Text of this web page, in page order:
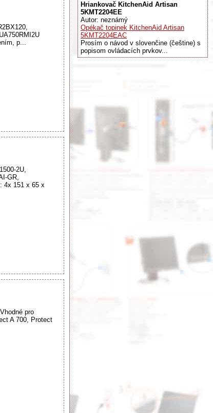
p...
2U,
GR,
4x 151 x 65 x
pro
A 700, Protect
Hriankovač KitchenAid Artisan
5KMT2204EE
Autor: neznámý
Opékač topinek KitchenAid Artisan
5KMT2204EAC
Prosím o návod v slovenčine (češtine) s
popisom ovládacích prvkov...